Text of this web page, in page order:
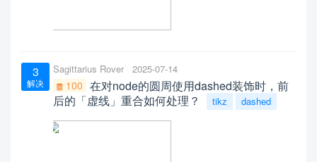
3
解决
Sagittarius Rover 2025-07-14
100 在对node的圆周使用dashed装饰时，前
后的「虚线」重合如何处理？
tikz dashed